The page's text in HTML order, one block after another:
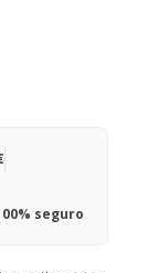
seguro